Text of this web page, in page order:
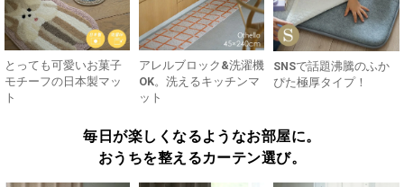
とっても可愛いお菓子
モチーフの日本製マッ
ト
アレルブロック&洗濯機
OK。洗えるキッチンマ
ット
SNSで話題沸騰のふか
ぴた極厚タイプ！
毎日が楽しくなるようなお部屋に。
おうちを整えるカーテン選び。